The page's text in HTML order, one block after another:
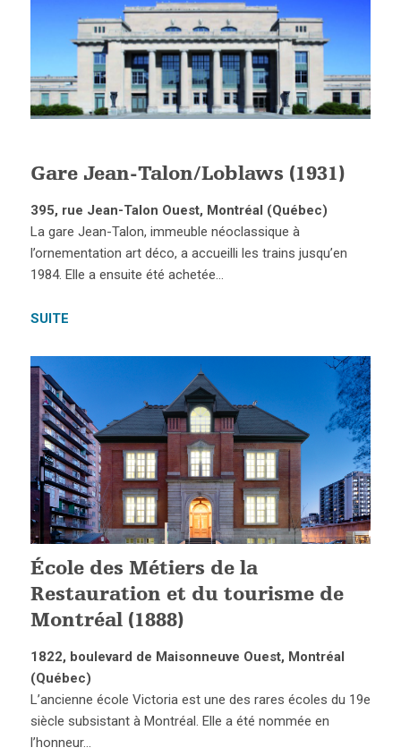
Gare Jean-Talon/Loblaws (1931)
395, rue Jean-Talon Ouest, Montréal (Québec)
La gare Jean-Talon, immeuble néoclassique à
l’ornementation art déco, a accueilli les trains jusqu’en
1984. Elle a ensuite été achetée…
SUITE
École des Métiers de la
Restauration et du tourisme de
Montréal (1888)
1822, boulevard de Maisonneuve Ouest, Montréal
(Québec)
L’ancienne école Victoria est une des rares écoles du 19e
siècle subsistant à Montréal. Elle a été nommée en
l’honneur…